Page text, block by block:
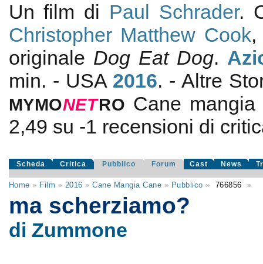
Un film di Paul Schrader.
Christopher Matthew Cook
originale Dog Eat Dog.
min. - USA 2016. - Altre
MYMONETRO Cane mangia
2,49 su -1 recensioni di
Scheda Critica Pubblico Forum Cast News
Home » Film » 2016 »Cane Mangia Cane » Pubblico » 766856 »
ma scherziamo?
di Zummone